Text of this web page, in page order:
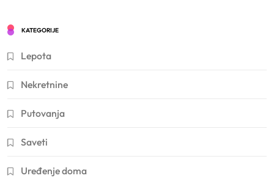
KATEGORIJE
Lepota
Nekretnine
Putovanja
Saveti
Uređenje doma